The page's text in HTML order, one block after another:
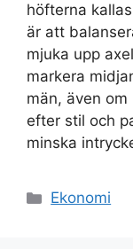
höfterna
är att
mjuka upp
markera
män, även
efter stil och
minska
Kategorier
Ekonomi